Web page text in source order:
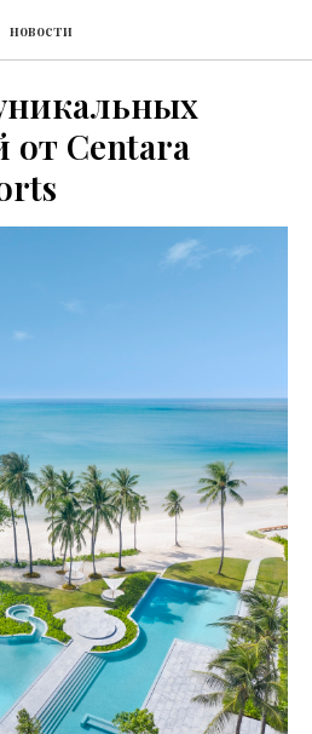
новости
от Centara